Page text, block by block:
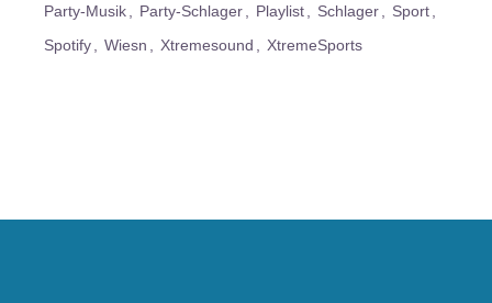
Party-Musik
Party-Schlager Playlist Schlager
Sport
Spotify
Wiesn Xtremesound XtremeSports